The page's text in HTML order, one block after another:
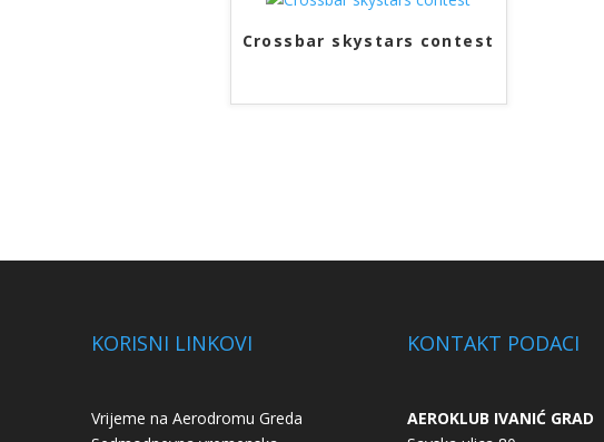
Crossbar skystars contest
KORISNI LINKOVI
Vrijeme na Aerodromu Greda
KONTAKT PODACI
AEROKLUB IVANIĆ GRAD